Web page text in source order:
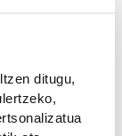
ditugu,